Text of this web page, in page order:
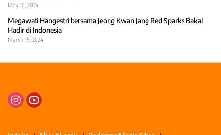
May 31, 2024
Megawati Hangestri bersama Jeong Kwan Jang Red Sparks Bakal
Hadir di Indonesia
March 15, 2024